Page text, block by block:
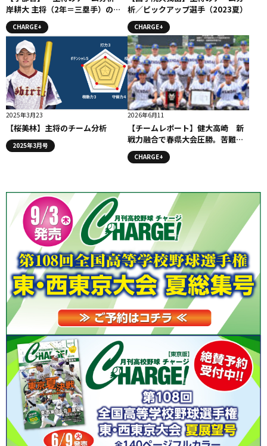
岸耕大 主将（2年＝三塁手）のチ
ーム分析』コラム #宇都宮
CHARGE+
析／ピックアップ選手（2023夏）
CHARGE+
2025年3月23
【桜美林】主将のチーム分析
2025年3月号
2026年6月11
【チームレポート】健大高崎 新
戦力融合で春県大会圧勝。苦難の
秋を乗り越えて進化
CHARGE+